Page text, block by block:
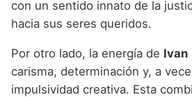
con un sentido innato de la
hacia sus seres queridos.
Por otro lado, la energía de Ivan
carisma, determinación y, a
impulsividad creativa. Esta